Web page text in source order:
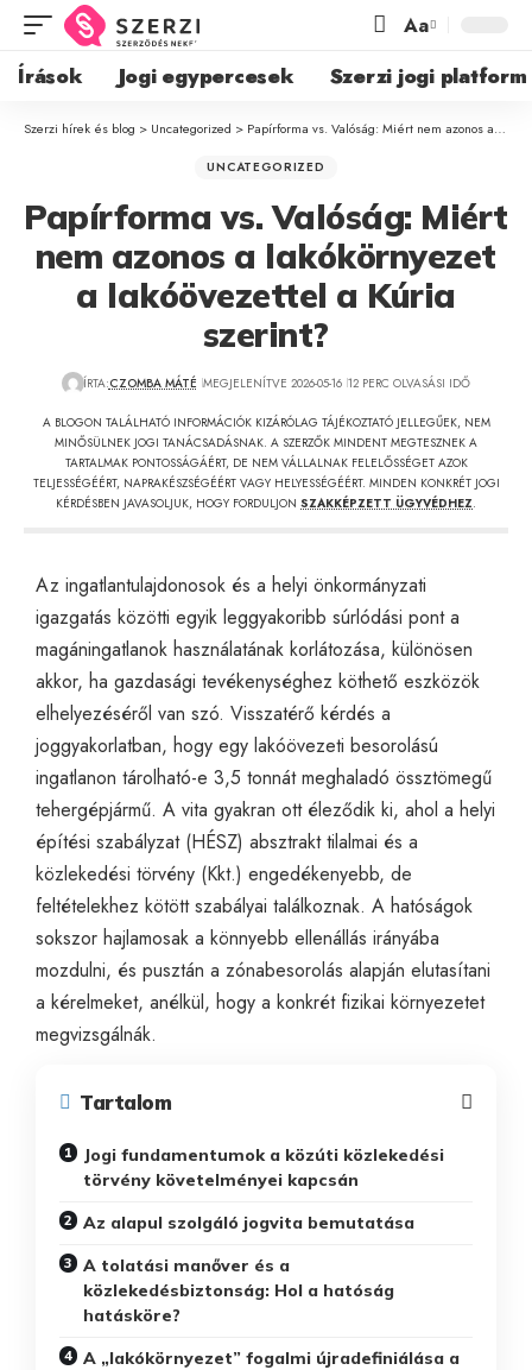
Aa
Írások Jogi egypercesek Szerzi jogi platform
Szerzi hírek és blog > Uncategorized > Papírforma vs. Valóság: Miért nem azonos a lakókörnyezet a lakóövezettel a Kúria szerint?
UNCATEGORIZED
Papírforma vs. Valóság: Miért
nem azonos a lakókörnyezet
a lakóövezettel a Kúria
szerint?
ÍRTA:CZOMBA MÁTÉ MEGJELENÍTVE 2026-05-16 12 PERC OLVASÁSI IDŐ
A BLOGON TALÁLHATÓ INFORMÁCIÓK KIZÁRÓLAG TÁJÉKOZTATÓ JELLEGŰEK, NEM
MINŐSÜLNEK JOGI TANÁCSADÁSNAK. A SZERZŐK MINDENT MEGTESZNEK A
TARTALMAK PONTOSSÁGÁÉRT, DE NEM VÁLLALNAK FELELŐSSÉGET AZOK
TELJESSÉGÉÉRT, NAPRAKÉSZSÉGÉÉRT VAGY HELYESSÉGÉÉRT. MINDEN KONKRÉT JOGI
KÉRDÉSBEN JAVASOLJUK, HOGY FORDULJON SZAKKÉPZETT ÜGYVÉDHEZ.
Az ingatlantulajdonosok és a helyi önkormányzati
igazgatás közötti egyik leggyakoribb súrlódási pont a
magáningatlanok használatának korlátozása, különösen
akkor, ha gazdasági tevékenységhez köthető eszközök
elhelyezéséről van szó. Visszatérő kérdés a
joggyakorlatban, hogy egy lakóövezeti besorolású
ingatlanon tárolható-e 3,5 tonnát meghaladó össztömegű
tehergépjármű. A vita gyakran ott éleződik ki, ahol a helyi
építési szabályzat (HÉSZ) absztrakt tilalmai és a
közlekedési törvény (Kkt.) engedékenyebb, de
feltételekhez kötött szabályai találkoznak. A hatóságok
sokszor hajlamosak a könnyebb ellenállás irányába
mozdulni, és pusztán a zónabesorolás alapján elutasítani
a kérelmeket, anélkül, hogy a konkrét fizikai környezetet
megvizsgálnák.
Tartalom
Jogi fundamentumok a közúti közlekedési
törvény követelményei kapcsán
Az alapul szolgáló jogvita bemutatása
A tolatási manőver és a
közlekedésbiztonság: Hol a hatóság
hatásköre?
A „lakókörnyezet” fogalmi újradefiniálása a